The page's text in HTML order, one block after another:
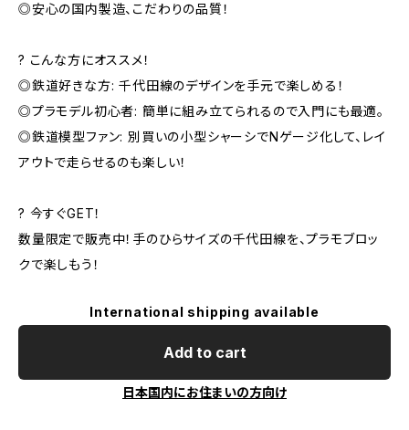
◎安心の国内製造、こだわりの品質！
? こんな方にオススメ！
◎鉄道好きな方: 千代田線のデザインを手元で楽しめる！
◎プラモデル初心者: 簡単に組み立てられるので入門にも最適。
◎鉄道模型ファン: 別買いの小型シャーシでNゲージ化して、レイ
アウトで走らせるのも楽しい！
? 今すぐGET！
数量限定で販売中！手のひらサイズの千代田線を、プラモブロッ
クで楽しもう！
International shipping available
Add to cart
日本国内にお住まいの方向け